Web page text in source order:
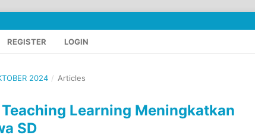
REGISTER LOGIN
2024 / Articles
Learning Meningkatkan
SD